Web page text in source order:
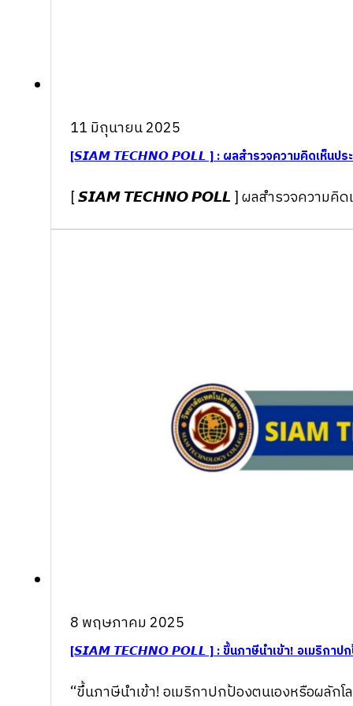
11 มิถุนายน 2025
[𝙎𝙄𝘼𝙈 𝙏𝙀𝘾𝙃𝙉𝙊 𝙋𝙊𝙇𝙇 ] : ผลสำรวจความคิดเห็นประช
[ 𝙎𝙄𝘼𝙈 𝙏𝙀𝘾𝙃𝙉𝙊 𝙋𝙊𝙇𝙇 ] ผลสำรวจความคิดเห็
8 พฤษภาคม 2025
[𝙎𝙄𝘼𝙈 𝙏𝙀𝘾𝙃𝙉𝙊 𝙋𝙊𝙇𝙇 ] : ขึ้นภาษีนำเข้า! อเมริกาปก
“ขึ้นภาษีนำเข้า! อเมริกาปกป้องตนเองหรือผลั